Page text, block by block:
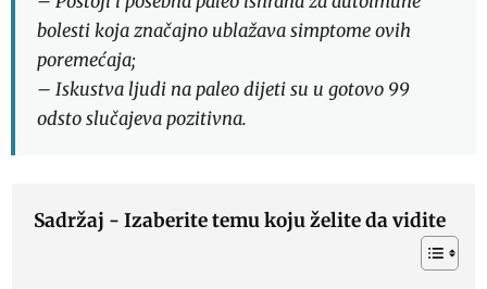
bolesti koja značajno ublažava simptome ovih
poremećaja;
– Iskustva ljudi na paleo dijeti su u gotovo 99
odsto slučajeva pozitivna.
Sadržaj - Izaberite temu koju želite da vidite